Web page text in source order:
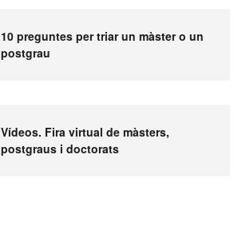
10 preguntes per triar un màster o un
postgrau
Vídeos. Fira virtual de màsters,
postgraus i doctorats